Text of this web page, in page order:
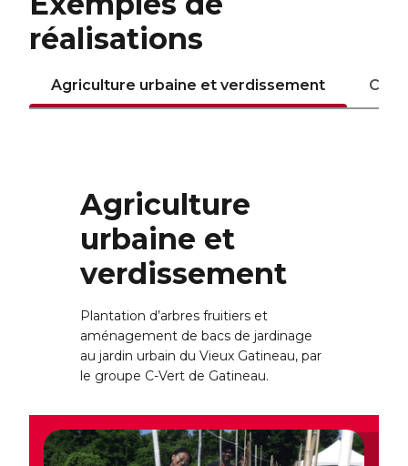
réalisations
Agriculture urbaine et verdissement
Agriculture
urbaine et
verdissement
Plantation d’arbres fruitiers et
aménagement de bacs de jardinage
au jardin urbain du Vieux Gatineau, par
le groupe C-Vert de Gatineau.